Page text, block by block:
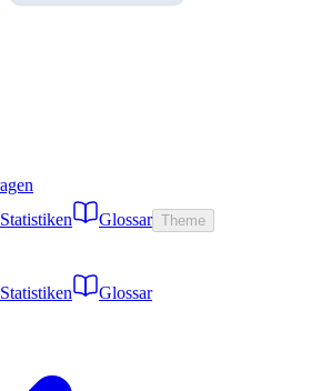
Statistiken Glossar Theme
Statistiken Glossar